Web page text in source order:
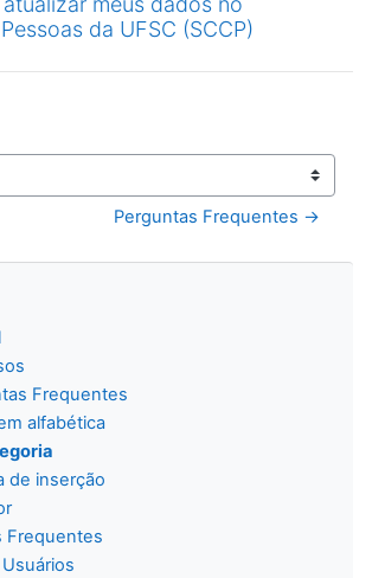
da UFSC (SCCP)
Perguntas Frequentes →
Frequentes
alfabética
de inserção
Frequentes